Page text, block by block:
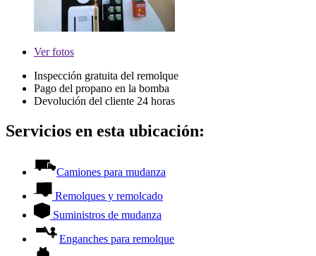
Verfotos
Inspección gratuita del remolque
Pago del propano en la bomba
Devolución del cliente 24 horas
Servicios en esta ubicación:
Camiones para mudanza
Remolques y remolcado
Suministros de mudanza
Enganches para remolque